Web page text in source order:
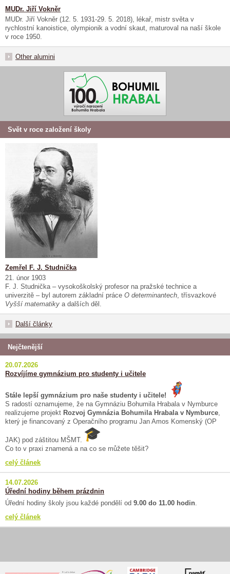
MUDr. Jiří Vokněr
MUDr. Jiří Vokněr (12. 5. 1931-29. 5. 2018), lékař, mistr světa v
rychlostní kanoistice, olympionik a vodní skaut, maturoval na naší škole
v roce 1950.
Other alumini
Svět v roce založení školy
Zemřel F. J. Studnička
21. únor 1903
F. J. Studnička – vysokoškolský profesor na pražské technice a
univerzitě – byl autorem základní práce O determinantech, třísvazkové
Vyšší matematiky a dalších děl.
Další články
Nejčtenější
20.07.2026
Rozvíjíme gymnázium pro studenty i učitele
Stále lepší gymnázium pro naše studenty i učitele!
S radostí oznamujeme, že na Gymnáziu Bohumila Hrabala v Nymburce
realizujeme projekt Rozvoj Gymnázia Bohumila Hrabala v Nymburce,
který je financovaný z Operačního programu Jan Amos Komenský (OP
JAK) pod záštitou MŠMT.
Co to v praxi znamená a na co se můžete těšit?
celý článek
14.07.2026
Úřední hodiny během prázdnin
Úřední hodiny školy jsou každé pondělí od 9.00 do 11.00 hodin.
celý článek